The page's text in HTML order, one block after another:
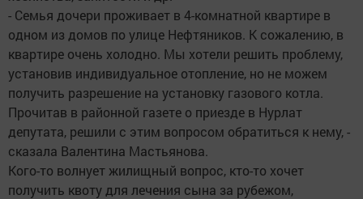
- Семья дочери проживает в 4-комнатной квартире в
одном из домов по улице Нефтяников. К сожалению, в
квартире очень холодно. Мы хотели решить проблему,
установив индивидуальное отопление, но не можем
получить разрешение на установку газового котла.
Прочитав в районной газете о приезде в Нурлат
депутата, решили с этим вопросом обратиться к нему, -
сказала Валентина Мастьянова.
Кого-то волнует жилищный вопрос, кто-то хочет
получить квоту для лечения сына за рубежом,